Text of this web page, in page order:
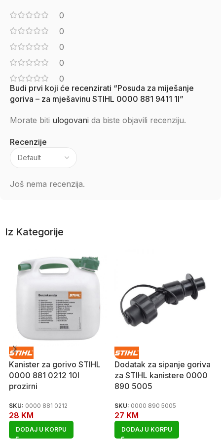
0
0
0
0
0
Recenzije
Još nema recenzija.
Budi prvi koji će recenzirati “Posuda za miješanje
goriva – za mješavinu STIHL 0000 881 9411 1l”
Morate biti ulogovani da biste objavili recenziju.
Iz Kategorije
Kanister za gorivo STIHL
0000 881 0212 10l
prozirni
SKU: 0000 881 0212
28 KM
DODAJ U KORPU
Dodatak za sipanje goriva
za STIHL kanistere 0000
890 5005
SKU: 0000 890 5005
27 KM
DODAJ U KORPU